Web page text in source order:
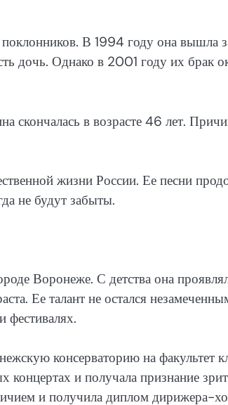
В 1994 году она вышла
дочь. Однако в 2001 году их брак
в возрасте 46 лет.
жизни России. Ее песни
не будут забыты.
Воронеже. С детства она
Ее талант не остался
фестивалях.
консерваторию на факультет
и получала признание
и получила диплом дирижера-